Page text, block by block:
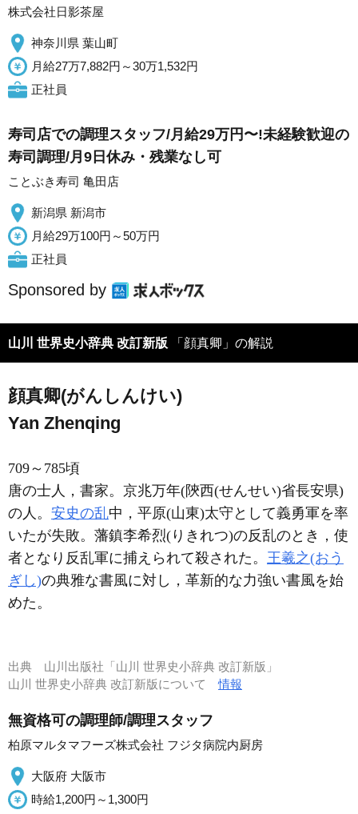
株式会社日影茶屋
神奈川県 葉山町
月給27万7,882円～30万1,532円
正社員
寿司店での調理スタッフ/月給29万円〜!未経験歓迎の
寿司調理/月9日休み・残業なし可
ことぶき寿司 亀田店
新潟県 新潟市
月給29万100円～50万円
正社員
Sponsored by
山川 世界史小辞典 改訂新版 「顔真卿」の解説
顔真卿(がんしんけい)
Yan Zhenqing
709～785頃
唐の士人，書家。京兆万年(陝西(せんせい)省長安県)
の人。 安史の乱中，平原(山東)太守として義勇軍を率
いたが失敗。藩鎮李希烈(りきれつ)の反乱のとき，使
者となり反乱軍に捕えられて殺された。 王羲之(おう
ぎし)の典雅な書風に対し，革新的な力強い書風を始
めた。
出典 山川出版社「山川 世界史小辞典 改訂新版」
山川 世界史小辞典 改訂新版について情報
無資格可の調理師/調理スタッフ
柏原マルタマフーズ株式会社 フジタ病院内厨房
大阪府 大阪市
時給1,200円～1,300円